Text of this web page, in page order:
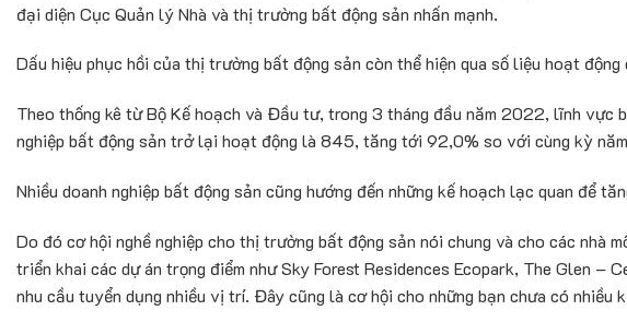
đại diện Cục Quản lý Nhà và thị trường bất động sản nhấn mạnh.
Dấu hiệu phục hồi của thị trường bất động sản còn thể hiện qua số liệu hoạt
Theo thống kê từ Bộ Kế hoạch và Đầu tư, trong 3 tháng đầu năm 2022, lĩnh vực
nghiệp bất động sản trở lại hoạt động là 845, tăng tới 92,0% so với cùng kỳ
Nhiều doanh nghiệp bất động sản cũng hướng đến những kế hoạch lạc quan để
Do đó cơ hội nghề nghiệp cho thị trường bất động sản nói chung và cho các
triển khai các dự án trọng điểm như Sky Forest Residences Ecopark, The Glen –
nhu cầu tuyển dụng nhiều vị trí. Đây cũng là cơ hội cho những bạn chưa có